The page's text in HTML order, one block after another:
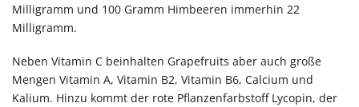
Milligramm und 100 Gramm Himbeeren immerhin 22
Milligramm.
Neben Vitamin C beinhalten Grapefruits aber auch große
Mengen Vitamin A, Vitamin B2, Vitamin B6, Calcium und
Kalium. Hinzu kommt der rote Pflanzenfarbstoff Lycopin, der